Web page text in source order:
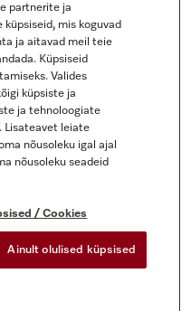
partnerite ja
mis koguvad
ja aitavad meil teie
Küpsiseid
Valides
küpsiste ja
ja tehnoloogiate
Lisateavet leiate
nõusoleku igal ajal
nõusoleku seadeid
/ Cookies
Ainult olulised küpsised